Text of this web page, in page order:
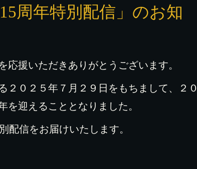
周年特別配信」のお知
応援いただきありがとうございます。
２０２５年７月２９日をもちまして、２０
を迎えることとなりました。
配信をお届けいたします。